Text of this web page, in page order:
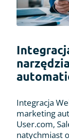
Integracja
marketing
User.com,
natychmiast